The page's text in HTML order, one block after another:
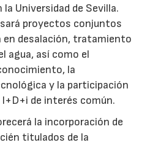
Universidad de Sevilla.
proyectos conjuntos
en desalación, tratamiento
agua, así como el
la
y la participación
de interés común.
la incorporación de
titulados de la